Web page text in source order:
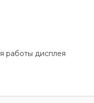
работы дисплея